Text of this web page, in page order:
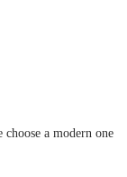
choose a modern one